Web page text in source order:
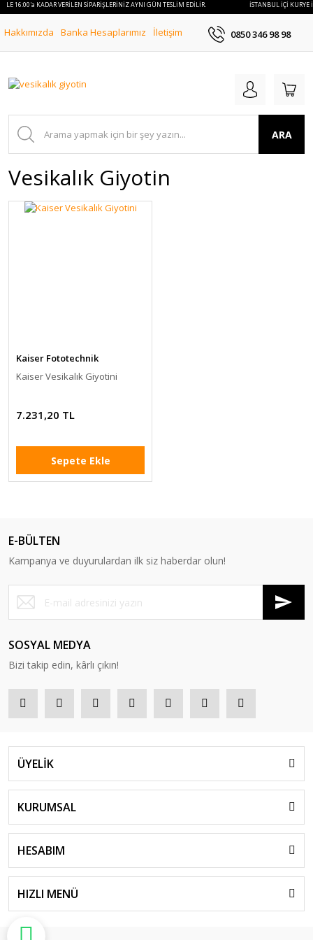
İLE 16:00'a KADAR VERİLEN SİPARİŞLERİNİZ AYNI GÜN TESLİM EDİLİR. İSTANBUL İÇİ KURYE
Hakkımızda Banka Hesaplarımız İletişim 0850 346 98 98
ARA
Vesikalık Giyotin
Kaiser Fototechnik
Kaiser Vesikalık Giyotini
7.231,20 TL
Sepete Ekle
E-BÜLTEN
Kampanya ve duyurulardan ilk siz haberdar olun!
SOSYAL MEDYA
Bizi takip edin, kârlı çıkın!
ÜYELİK
KURUMSAL
HESABIM
HIZLI MENÜ